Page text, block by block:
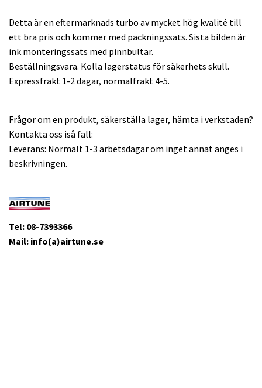
Detta är en eftermarknads turbo av mycket hög kvalité till
ett bra pris och kommer med packningssats. Sista bilden är
ink monteringssats med pinnbultar.
Beställningsvara. Kolla lagerstatus för säkerhets skull.
Expressfrakt 1-2 dagar, normalfrakt 4-5.
Frågor om en produkt, säkerställa lager, hämta i verkstaden?
Kontakta oss iså fall:
Leverans: Normalt 1-3 arbetsdagar om inget annat anges i
beskrivningen.
Tel: 08-7393366
Mail: info(a)airtune.se